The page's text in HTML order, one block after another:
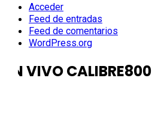
Acceder
Feed de entradas
Feed de comentarios
WordPress.org
EN VIVO CALIBRE800